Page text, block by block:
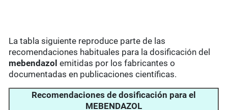
La tabla siguiente reproduce parte de las
recomendaciones habituales para la dosificación del
mebendazol emitidas por los fabricantes o
documentadas en publicaciones científicas.
Recomendaciones de dosificación para el
MEBENDAZOL